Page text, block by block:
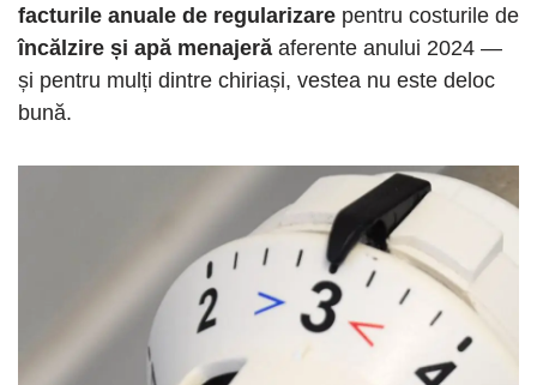
facturile anuale de regularizare pentru costurile de
încălzire și apă menajeră aferente anului 2024 —
și pentru mulți dintre chiriași, vestea nu este deloc
bună.